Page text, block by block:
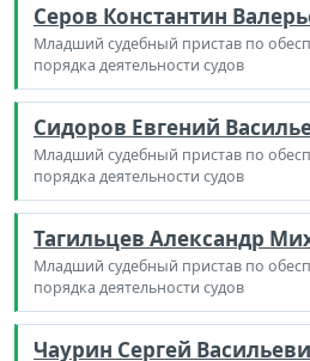
Серов Константин
Младший судебный пристав по
порядка деятельности судов
Сидоров Евгений
Младший судебный пристав по
порядка деятельности судов
Тагильцев Александр
Младший судебный пристав по
порядка деятельности судов
Чаурин Сергей